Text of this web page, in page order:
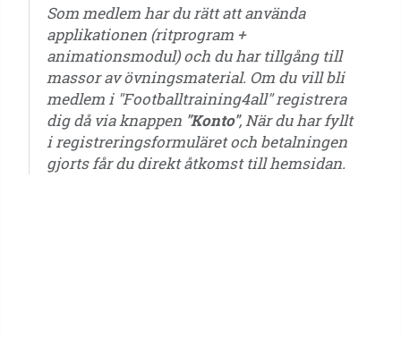
Som medlem har du rätt att använda
applikationen (ritprogram +
animationsmodul) och du har tillgång till
massor av övningsmaterial. Om du vill bli
medlem i "Footballtraining4all" registrera
dig då via knappen "Konto", När du har fyllt
i registreringsformuläret och betalningen
gjorts får du direkt åtkomst till hemsidan.